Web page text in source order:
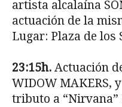
artista alcalaína
actuación de la
Lugar: Plaza de los
23:15h. Actuación
WIDOW MAKERS,
tributo a “Nirvana”